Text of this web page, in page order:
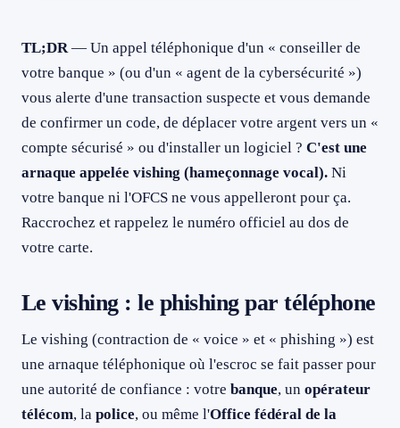
079 716 53 82
TL;DR— Un appel téléphonique d'un « conseiller de
votre banque » (ou d'un « agent de la cybersécurité »)
vous alerte d'une transaction suspecte et vous demande
de confirmer un code, de déplacer votre argent vers un «
compte sécurisé » ou d'installer un logiciel ? C'est une
arnaque appelée vishing (hameçonnage vocal). Ni
votre banque ni l'OFCS ne vous appelleront pour ça.
Raccrochez et rappelez le numéro officiel au dos de
votre carte.
Le vishing : le phishing par téléphone
Le vishing (contraction de « voice » et « phishing ») est
une arnaque téléphonique où l'escroc se fait passer pour
une autorité de confiance : votre banque, un opérateur
télécom, la police, ou même l'Office fédéral de la
Le numéro affiché était bien celui de ma banque, comment
est-ce possible ?
Le NCSC ou la police peuvent-ils vraiment m'appeler ?
Victime ou doute après un appel suspect ?
Sources